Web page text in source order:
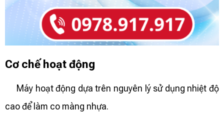
Cơ chế hoạt động
Máy hoạt động dựa trên nguyên lý sử dụng nhiệt độ
cao để làm co màng nhựa.